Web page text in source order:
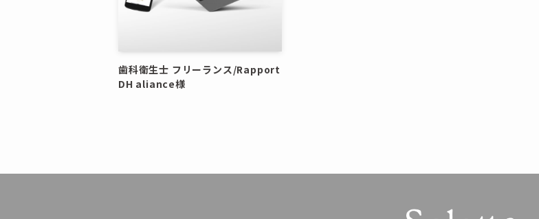
歯科衛生士 フリーランス/Rapport
DH aliance様